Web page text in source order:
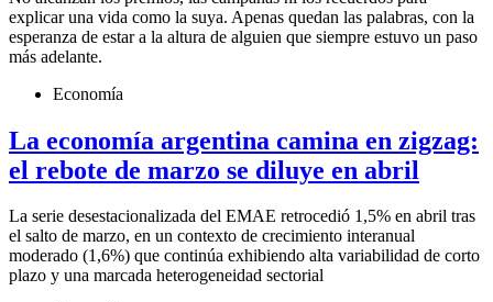
explicar una vida como la suya. Apenas quedan las palabras, con la
esperanza de estar a la altura de alguien que siempre estuvo un paso
más adelante.
Economía
La economía argentina camina en zigzag:
el rebote de marzo se diluye en abril
La serie desestacionalizada del EMAE retrocedió 1,5% en abril tras
el salto de marzo, en un contexto de crecimiento interanual
moderado (1,6%) que continúa exhibiendo alta variabilidad de corto
plazo y una marcada heterogeneidad sectorial